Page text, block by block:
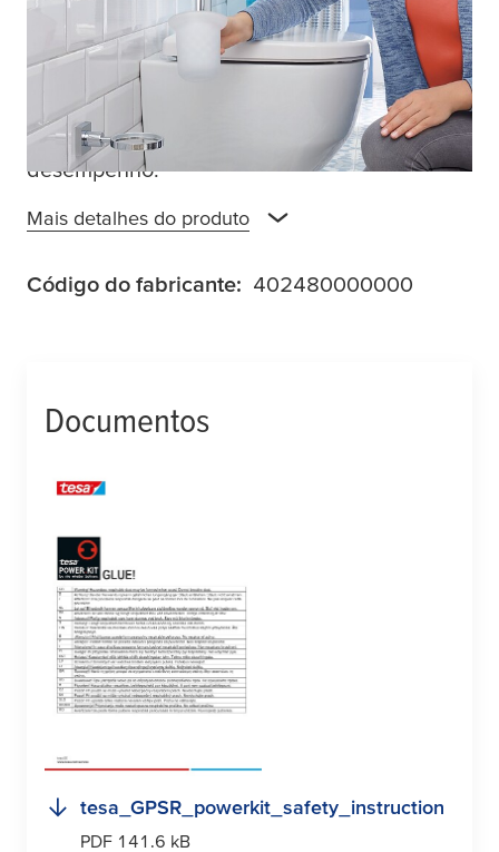
qualquer decoração de casa de banho. É
facilmente aplicado com adesivo, pelo que
não é necessário usar berbequins e as
superfícies ficam intactas. O adesivo demora
12 horas a secar e a atingir o máximo
desempenho.
Mais detalhes do produto
Código do fabricante: 402480000000
Documentos
tesa _GPSR_powerkit_safety_instruction
PDF 141.6 kB